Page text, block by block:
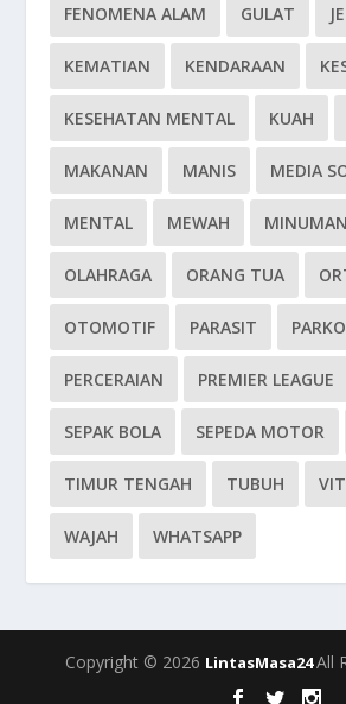
FENOMENA ALAM GULAT
KEMATIAN KENDARAAN
KESEHATAN MENTAL KUAH
MAKANAN MANIS MEDIA
MENTAL MEWAH MINUMAN
OLAHRAGA ORANG TUA
OTOMOTIF PARASIT
PERCERAIAN PREMIER LEAGUE
SEPAK BOLA SEPEDA MOTOR
TIMUR TENGAH TUBUH
WAJAH WHATSAPP
Copyright © 2026 LintasMasa24All